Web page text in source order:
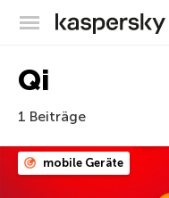
Qi
1 Beiträge
mobile Geräte